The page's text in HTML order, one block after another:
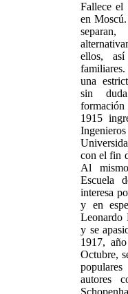
Fallece el
en
ellos,
una
sin
formación
1915
con el fin
Al
Escuela
interesa
y en
Leonardo
y se
1917,
Octubre,
autores